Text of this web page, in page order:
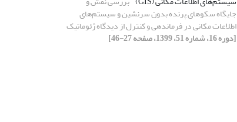
جایگاه سکوهای پرنده بدون سرنشین و سیستم‌های‌
اطلاعات مکانی در فرماندهی و کنترل از دیدگاه ژئوماتیک
[دوره 16، شماره 51، 1399، صفحه 27-46]